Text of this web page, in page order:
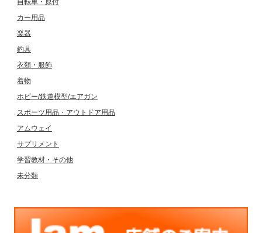
自転車・原付
カー用品
楽器
釣具
衣類・服飾
着物
ホビー/鉄道模型/エアガン
スポーツ用品・アウトドア用品
アムウェイ
サプリメント
学習教材・その他
未分類